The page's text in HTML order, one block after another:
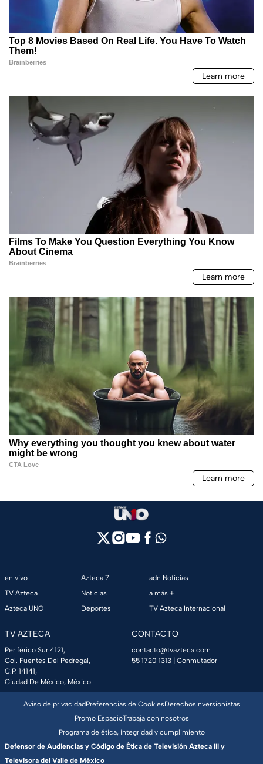
en vivo
TV Azteca
Azteca UNO
Azteca 7
Noticias
Deportes
adn Noticias
a más +
TV Azteca Internacional
TV AZTECA
Periférico Sur 4121,
Col. Fuentes Del Pedregal,
C.P. 14141,
Ciudad De México, México.
CONTACTO
contacto@tvazteca.com
55 1720 1313 | Conmutador
Aviso de privacidadPreferencias de CookiesDerechosInversionistas
Promo EspacioTrabaja con nosotros
Programa de ética, integridad y cumplimiento
Defensor de Audiencias y Código de Ética de Televisión Azteca III y
Televisora del Valle de México